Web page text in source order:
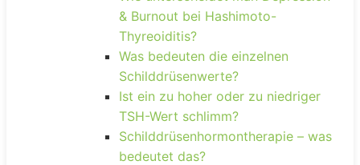
& Burnout bei Hashimoto-
Thyreoiditis?
Was bedeuten die einzelnen
Schilddrüsenwerte?
Ist ein zu hoher oder zu niedriger
TSH-Wert schlimm?
Schilddrüsenhormontherapie – was
bedeutet das?